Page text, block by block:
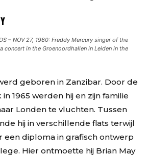
– NOV 27, 1980: Freddy Mercury singer of the
concert in the Groenoordhallen in Leiden in the
geboren in Zanzibar. Door de
1965 werden hij en zijn familie
Londen te vluchten. Tussen
hij in verschillende flats terwijl
een diploma in grafisch ontwerp
Hier ontmoette hij Brian May